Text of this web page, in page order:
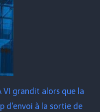
VI grandit alors que la
d'envoi à la sortie de